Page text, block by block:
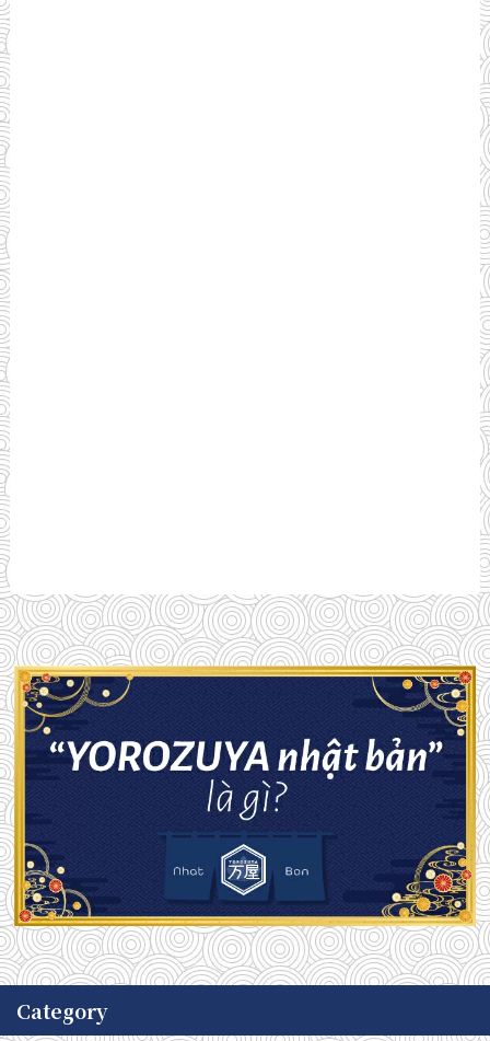
Category